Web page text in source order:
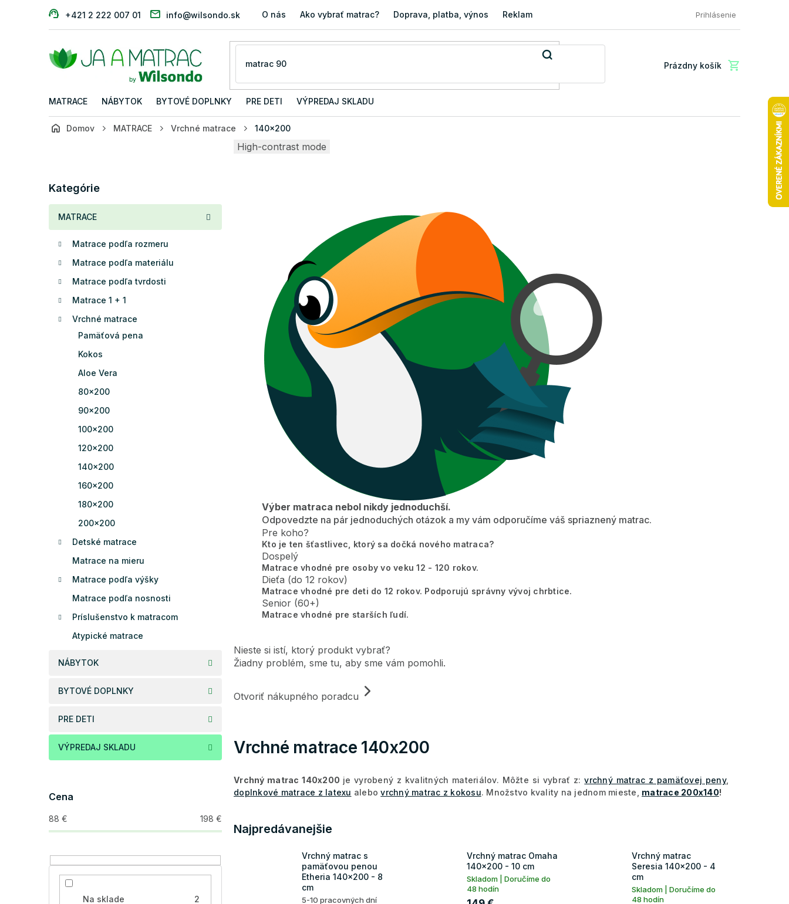
+421 2 222 007 01 info@wilsondo.sk O nás Ako vybrať matrac? Doprava, platba, výnos Reklamácia a vrátenie tovaru FAQ: Najčastejšie otázky zákazníkov
Prihlásenie
Nákupný
Prázdny košík
MATRACE NÁBYTOK BYTOVÉ DOPLNKY PRE DETI VÝPREDAJ SKLADU
Domov MATRACE Vrchné matrace 140x200
n
kategórie
Kategórie
MATRACE
Matrace podľa rozmeru
Matrace podľa materiálu
Matrace podľa tvrdosti
Matrace 1 + 1
Vrchné matrace
Pamäťová pena
Kokos
Aloe Vera
80x200
90x200
100x200
120x200
140x200
160x200
180x200
200x200
Detské matrace
Matrace na mieru
Matrace podľa výšky
Matrace podľa nosnosti
Príslušenstvo k matracom
Atypické matrace
NÁBYTOK
BYTOVÉ DOPLNKY
PRE DETI
VÝPREDAJ SKLADU
Cena
88 € 198 €
Na sklade 2
Vrchné matrace 140x200
High-contrast mode
Výber matraca nebol nikdy jednoduchší.
Odpovedzte na pár jednoduchých otázok a my vám odporučíme váš spriaznený matrac.
Pre koho?
Kto je ten šťastlivec, ktorý sa dočká nového matraca?
Dospelý
Matrace vhodné pre osoby vo veku 12 - 120 rokov.
Dieťa (do 12 rokov)
Matrace vhodné pre deti do 12 rokov. Podporujú správny vývoj chrbtice.
Senior (60+)
Matrace vhodné pre starších ľudí.
Nieste si istí, ktorý produkt vybrať?
Žiadny problém, sme tu, aby sme vám pomohli.
Otvoriť nákupného poradcu
Vrchný matrac 140x200 je vyrobený z kvalitných materiálov. Môžte si vybrať z:vrchný matrac z pamäťovej peny,
doplnkové matrace z latexu alebovrchný matrac z kokosu. Množstvo kvality na jednom mieste, matrace 200x140!
Najpredávanejšie
Vrchný matrac s
pamäťovou penou
Etheria 140x200 - 8
cm
5-10 pracovných dní
Vrchný matrac Omaha
140x200 - 10 cm
Skladom | Doručíme do
48 hodín
Vrchný matrac
Seresia 140x200 - 4
cm
Skladom | Doručíme do
48 hodín